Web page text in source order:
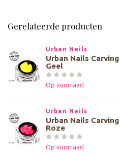
Gerelateerde producten
Urban Nails
Urban Nails
Geel
Op voorraad
Urban Nails
Urban Nails
Roze
Op voorraad